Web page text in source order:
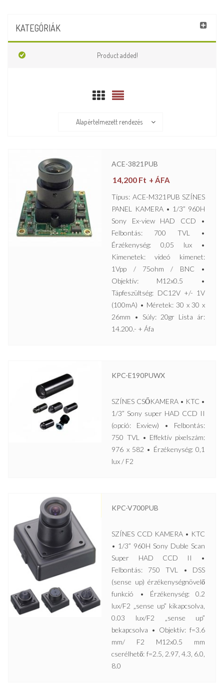
KATEGÓRIÁK
Product added!
Alapértelmezett rendezés
ACE-3821PUB
14,200 Ft + ÁFA
Típus: ACE-M321PUB SZÍNES
PANEL KAMERA • 1/3” 960H
Sony Ex-view HAD CCD •
Felbontás: 700 TVL •
Érzékenység: 0,05 lux •
Kimenetek: videó kimenet:
1Vpp / 75ohm / BNC •
Objektív: M12x0.5 •
Tápfeszültség: DC12V +/- 1V
(100mA) • Méretek: 30 x 30 x
26mm • Súly: 20gr Lista ár:
14.200.- + Áfa
KPC-E190PUWX
SZÍNES CSŐKAMERA • KTC •
1/3” Sony super HAD CCD II
(opció: Exview) • Felbontás:
750 TVL • Effektív pixelszám:
976 x 582 • Érzékenység: 0,1
lux / F2
KPC-V700PUB
SZÍNES CCD KAMERA • KTC
• 1/3” 960H Sony Duble Scan
Super HAD CCD II •
Felbontás: 750 TVL • DSS
(sense up) érzékenységnövelő
funkció • Érzékenység: 0.2
lux/F2 „sense up” kikapcsolva,
0.03 lux/F2 „sense up”
bekapcsolva • Objektív: f=3.6
mm/ F2 M12x0.5 mm
cserélhető: f=2.5, 2.97, 4.3, 6.0,
8.0